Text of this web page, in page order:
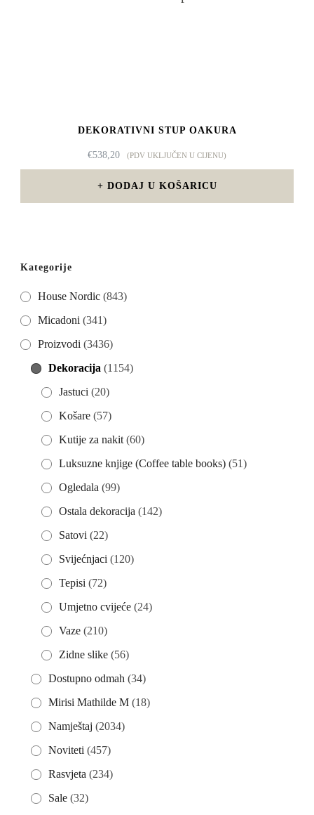
DEKORATIVNI STUP OAKURA
€538,20 (PDV UKLJUČEN U CIJENU)
DODAJ U KOŠARICU
Kategorije
House Nordic (843)
Micadoni (341)
Proizvodi (3436)
Dekoracija (1154)
Jastuci (20)
Košare (57)
Kutije za nakit (60)
Luksuzne knjige (Coffee table books) (51)
Ogledala (99)
Ostala dekoracija (142)
Satovi (22)
Svijećnjaci (120)
Tepisi (72)
Umjetno cvijeće (24)
Vaze (210)
Zidne slike (56)
Dostupno odmah (34)
Mirisi Mathilde M (18)
Namještaj (2034)
Noviteti (457)
Rasvjeta (234)
Sale (32)